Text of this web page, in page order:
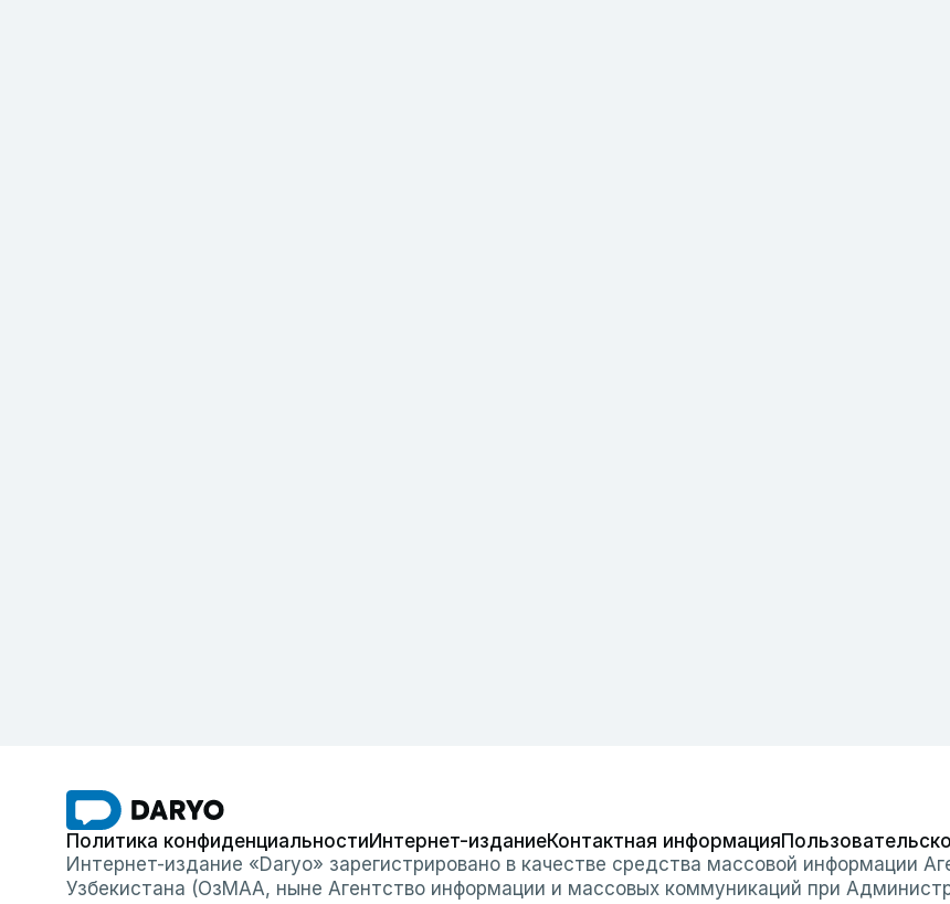
Политика конфиденциальностиИнтернет-изданиеКонтактная информация
Интернет-издание «Daryo» зарегистрировано в качестве средства массовой информации
Узбекистана (ОзМАА, ныне Агентство информации и массовых коммуникаций при